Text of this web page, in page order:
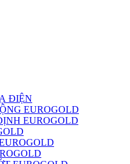
ĐIỆN
EUROGOLD
EUROGOLD